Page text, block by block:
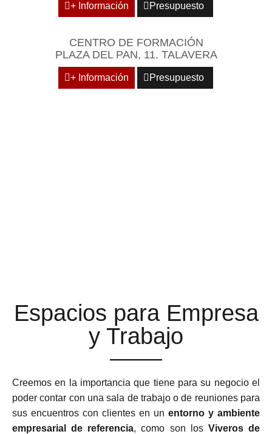
+ Información Presupuesto
CENTRO DE FORMACIÓN
PLAZA DEL PAN, 11. TALAVERA
+ Información Presupuesto
Espacios para Empresa
y Trabajo
Creemos en la importancia que tiene para su negocio el
poder contar con una sala de trabajo o de reuniones para
sus encuentros con clientes en un entorno y ambiente
empresarial de referencia, como son los Viveros de